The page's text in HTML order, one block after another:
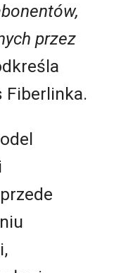
przez
Fiberlinka.